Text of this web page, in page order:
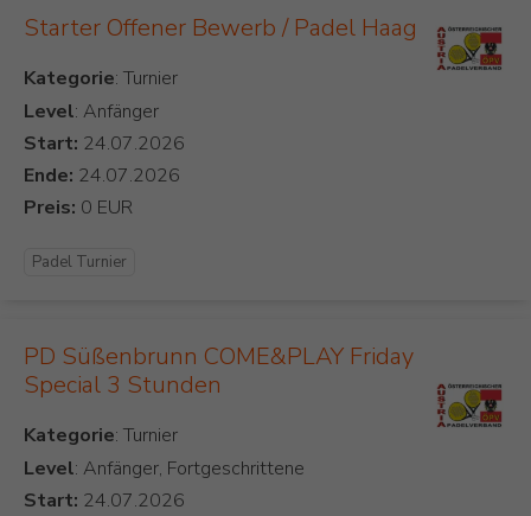
Starter Offener Bewerb / Padel Haag
Kategorie
Level: Anfänger
Start:
Ende:
Preis:
Padel Turnier
PD Süßenbrunn COME&PLAY Friday
Special 3 Stunden
Kategorie
Level: Anfänger, Fortgeschrittene
Start: